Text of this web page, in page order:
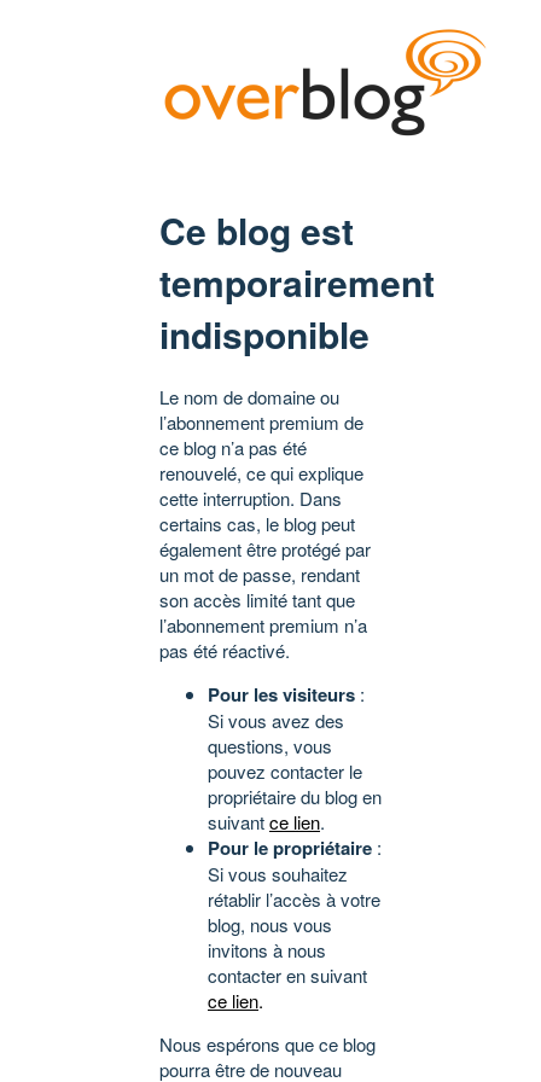
Ce blog est
temporairement
indisponible
Le nom de domaine ou
l’abonnement premium de
ce blog n’a pas été
renouvelé, ce qui explique
cette interruption. Dans
certains cas, le blog peut
également être protégé par
un mot de passe, rendant
son accès limité tant que
l’abonnement premium n’a
pas été réactivé.
Pour les visiteurs :
Si vous avez des
questions, vous
pouvez contacter le
propriétaire du blog en
suivantce lien.
Pour le propriétaire :
Si vous souhaitez
rétablir l’accès à votre
blog, nous vous
invitons à nous
contacter en suivant
ce lien.
Nous espérons que ce blog
pourra être de nouveau